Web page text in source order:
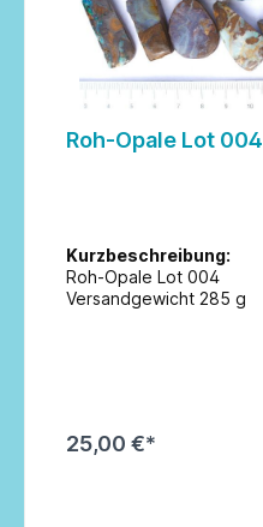
Roh-Opale Lot 004
Kurzbeschreibung:
Roh-Opale Lot 004
Versandgewicht 285 g
25,00 €*